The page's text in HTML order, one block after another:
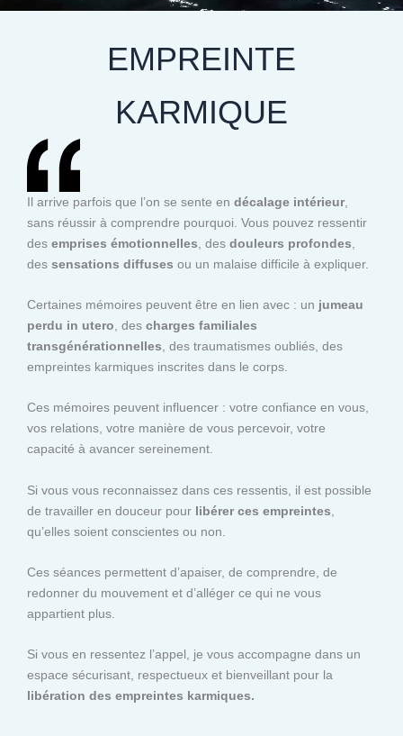
EMPREINTE
KARMIQUE
Il arrive parfois que l’on se sente en décalage intérieur,
sans réussir à comprendre pourquoi. Vous pouvez ressentir
des emprises émotionnelles , des douleurs profondes
des sensations diffuses ou un malaise difficile à expliquer.
Certaines mémoires peuvent être en lien avec : un jumeau
perdu in utero , des charges familiales
transgénérationnelles , des traumatismes oubliés, des
empreintes karmiques inscrites dans le corps.
Ces mémoires peuvent influencer : votre confiance en vous,
vos relations, votre manière de vous percevoir, votre
capacité à avancer sereinement.
Si vous vous reconnaissez dans ces ressentis, il est possible
de travailler en douceur pour libérer ces empreintes
qu’elles soient conscientes ou non.
Ces séances permettent d’apaiser, de comprendre, de
redonner du mouvement et d’alléger ce qui ne vous
appartient plus.
Si vous en ressentez l’appel, je vous accompagne dans un
espace sécurisant, respectueux et bienveillant pour la
libération des empreintes karmiques.